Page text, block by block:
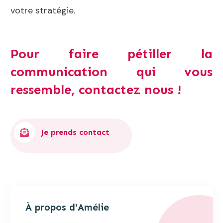
votre stratégie.
Pour faire pétiller la
communication qui vous
ressemble, contactez nous !
Je prends contact
À propos d'Amélie